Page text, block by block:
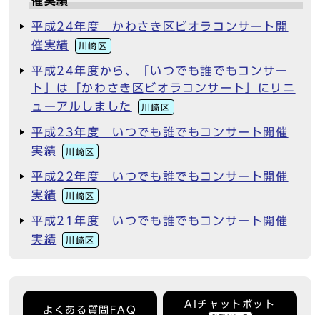
平成24年度 かわさき区ビオラコンサート開
催実績
川崎区
平成24年度から、「いつでも誰でもコンサー
ト」は「かわさき区ビオラコンサート」にリニ
ューアルしました
川崎区
平成23年度 いつでも誰でもコンサート開催
実績
川崎区
平成22年度 いつでも誰でもコンサート開催
実績
川崎区
平成21年度 いつでも誰でもコンサート開催
実績
川崎区
よくある質問FAQ
AIチャットボット